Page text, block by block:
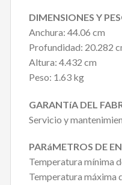
DIMENSIONES Y
Anchura: 44.06 cm
Profundidad: 20.282
Altura: 4.432 cm
Peso: 1.63 kg
GARANTíA DEL
Servicio y
PARáMETROS DE
Temperatura mínima
Temperatura máxima